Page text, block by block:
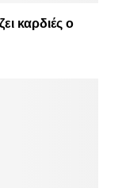
καρδιές ο